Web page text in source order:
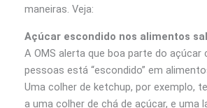
maneiras. Veja:
Açúcar escondido nos alimentos
A OMS alerta que boa parte do açúcar
pessoas está “escondido” em
Uma colher de ketchup, por exemplo,
a uma colher de chá de açúcar, e uma